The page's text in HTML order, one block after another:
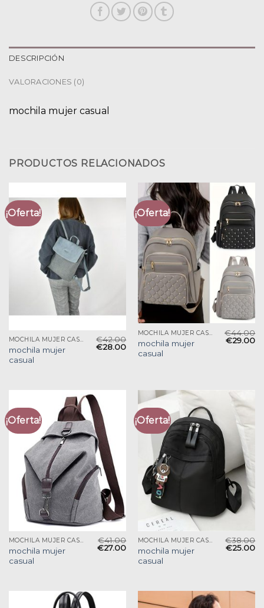
DESCRIPCIÓN
VALORACIONES (0)
mochila mujer casual
PRODUCTOS RELACIONADOS
¡Oferta!
MOCHILA MUJER CASUAL
mochila mujer
casual
€42.00
€28.00
¡Oferta!
MOCHILA MUJER CASUAL
mochila mujer
casual
€44.00
€29.00
¡Oferta!
MOCHILA MUJER CASUAL
mochila mujer
casual
€41.00
€27.00
¡Oferta!
MOCHILA MUJER CASUAL
mochila mujer
casual
€38.00
€25.00